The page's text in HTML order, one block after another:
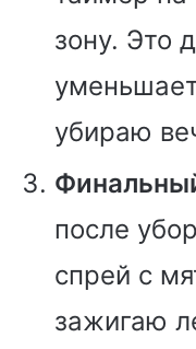
зону. Это
убираю
после
спрей с
зажигаю